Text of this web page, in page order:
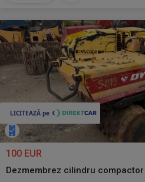
100 EUR
Dezmembrez cilindru compactor